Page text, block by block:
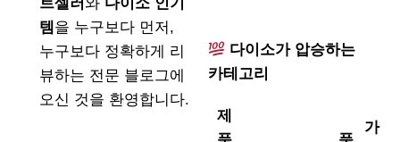
템 을 누구보다 먼저,
누구보다 정확하게 리
뷰하는 전문 블로그에
오신 것을 환영합니다.
다이소가 압승하는
카테고리
제
가